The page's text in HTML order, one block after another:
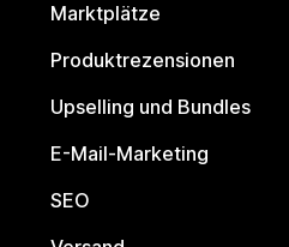
Marktplätze
Produktrezensionen
Upselling und Bundles
E-Mail-Marketing
SEO